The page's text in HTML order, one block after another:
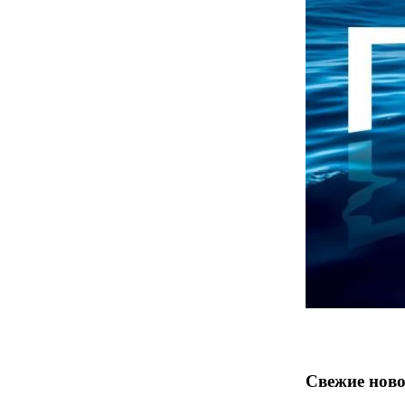
Свежие